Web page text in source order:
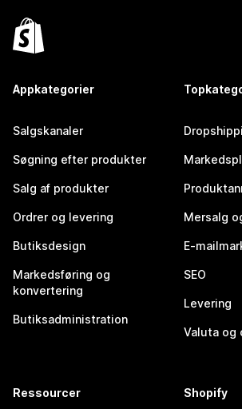
Appkategorier
Salgskanaler
Søgning efter produkter
Salg af produkter
Ordrer og levering
Butiksdesign
Markedsføring og
konvertering
Butiksadministration
Mersalg
E-
SEO
Levering
Valuta
Ressourcer Shopify